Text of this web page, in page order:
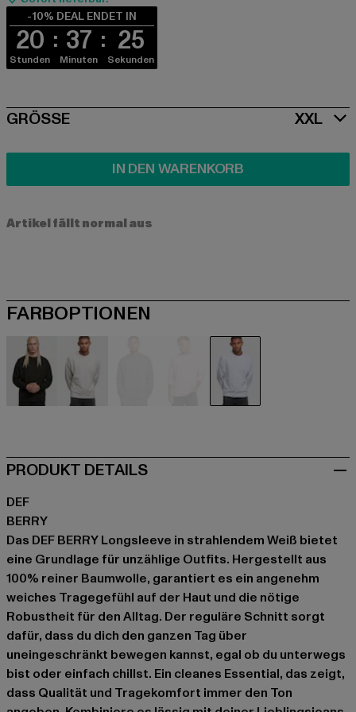
-10% DEAL ENDET IN
20
Stunden
37
Minuten
24
Sekunden
SIZE
GRÖSSE XXL
IN DEN WARENKORB
Artikel fällt normal aus
FARBOPTIONEN
PRODUKT DETAILS
DEF
BERRY
Das DEF BERRY Longsleeve in strahlendem Weiß bietet
eine Grundlage für unzählige Outfits. Hergestellt aus
100% reiner Baumwolle, garantiert es ein angenehm
weiches Tragegefühl auf der Haut und die nötige
Robustheit für den Alltag. Der reguläre Schnitt sorgt
dafür, dass du dich den ganzen Tag über
uneingeschränkt bewegen kannst, egal ob du unterwegs
bist oder einfach chillst. Ein cleanes Essential, das zeigt,
dass Qualität und Tragekomfort immer den Ton